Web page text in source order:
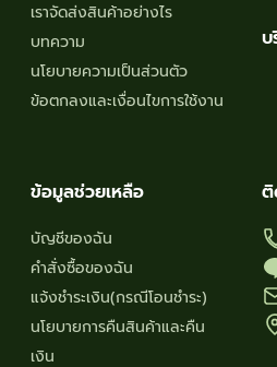
เราจัดส่งสินค้าอย่างไร
บทความ
นโยบายความเป็นส่วนตัว
ข้อตกลงและเงื่อนไขการใช้งาน
บ
ข้อมูลช่วยเหลือ
บัญชีของฉัน
คำสั่งซื้อของฉัน
แจ้งชำระเงิน(กรณีโอนชำระ)
นโยบายการคืนสินค้าและคืน
เงิน
ติ